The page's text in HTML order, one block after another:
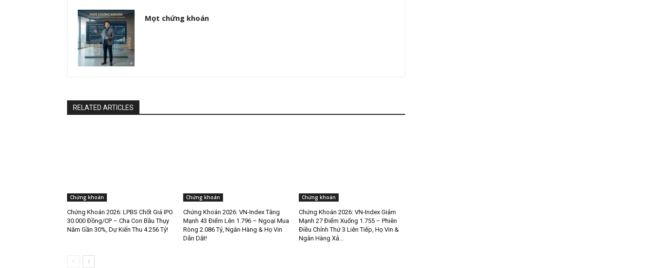
Mọt chứng khoán
RELATED ARTICLES
Chứng khoán
Chứng Khoán 2026: LPBS Chốt Giá IPO
30.000 Đồng/CP – Cha Con Bầu Thụy
Nắm Gần 30%, Dự Kiến Thu 4.256 Tỷ!
Chứng khoán
Chứng Khoán 2026: VN-Index Tăng
Mạnh 43 Điểm Lên 1.796 – Ngoại Mua
Ròng 2.086 Tỷ, Ngân Hàng & Họ Vin
Dẫn Dắt!
Chứng khoán
Chứng Khoán 2026: VN-Index Giảm
Mạnh 27 Điểm Xuống 1.755 – Phiên
Điều Chỉnh Thứ 3 Liên Tiếp, Họ Vin &
Ngân Hàng Xả...